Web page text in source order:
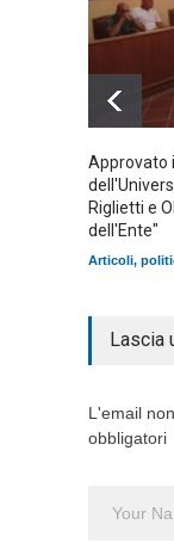
Approvato
Riglietti e
dell'Ente"
Articoli,
Lascia
L'email
obbligatori